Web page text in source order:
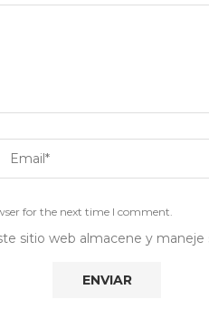
for the next time I comment.
sitio web almacene y maneje